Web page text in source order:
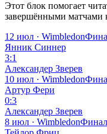
Этот блок помогает
завершёнными матчами
12 июл · Wimbledon
Янник Синнер
3:1
Александер Зверев
10 июл · Wimbledon
Артур Фери
0:3
Александер Зверев
8 июл · WimbledonФинал